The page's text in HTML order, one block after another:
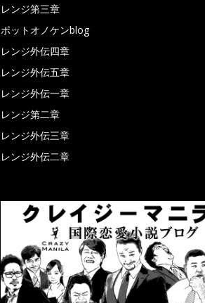
レンジ第三章
ポットオノケンblog
レンジ外伝四章
レンジ外伝五章
レンジ外伝一章
レンジ第二章
レンジ外伝三章
レンジ外伝二章